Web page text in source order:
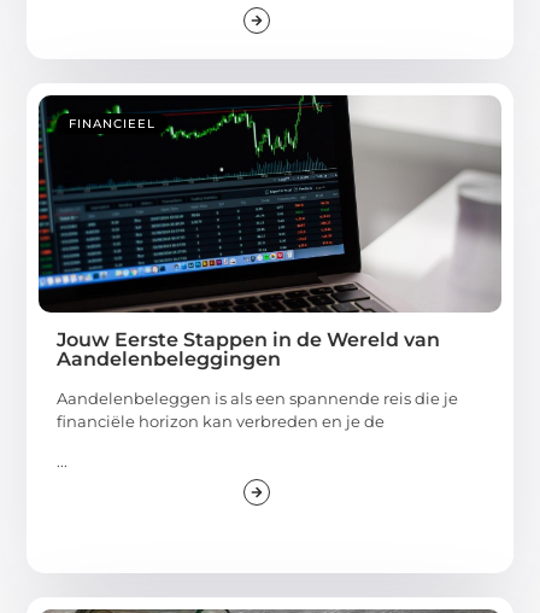
FINANCIEEL
Jouw Eerste Stappen in de Wereld van
Aandelenbeleggingen
Aandelenbeleggen is als een spannende reis die je
financiële horizon kan verbreden en je de
...